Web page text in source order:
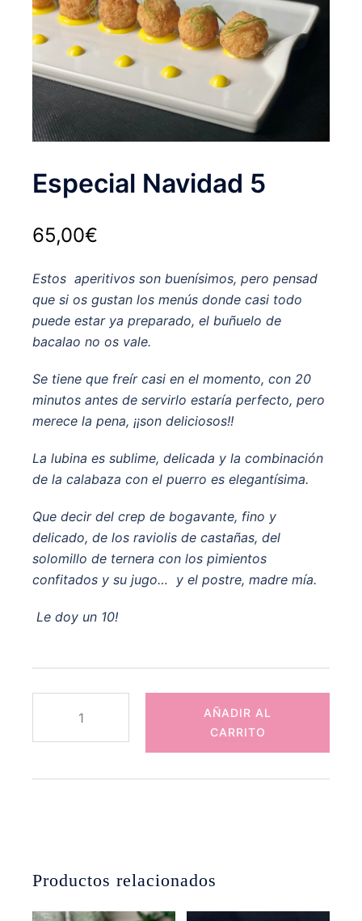
Especial Navidad 5
65,00€
Estos aperitivos son buenísimos, pero pensad
que si os gustan los menús donde casi todo
puede estar ya preparado, el buñuelo de
bacalao no os vale.
Se tiene que freír casi en el momento, con 20
minutos antes de servirlo estaría perfecto, pero
merece la pena, ¡¡son deliciosos!!
La lubina es sublime, delicada y la combinación
de la calabaza con el puerro es elegantísima.
Que decir del crep de bogavante, fino y
delicado, de los raviolis de castañas, del
solomillo de ternera con los pimientos
confitados y su jugo… y el postre, madre mía.
Le doy un 10!
Navidad
5
AÑADIR AL
CARRITO
Productos relacionados